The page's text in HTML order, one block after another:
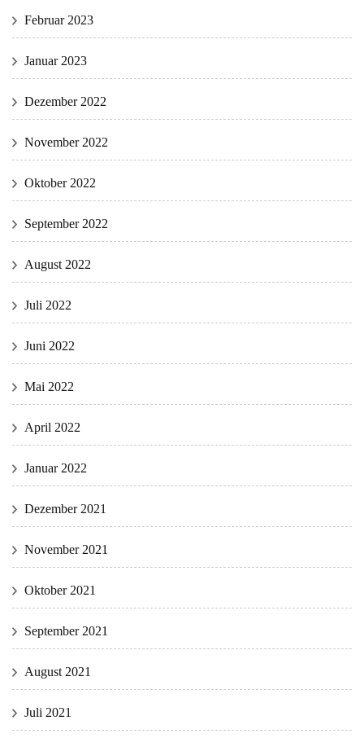
Februar 2023
Januar 2023
Dezember 2022
November 2022
Oktober 2022
September 2022
August 2022
Juli 2022
Juni 2022
Mai 2022
April 2022
Januar 2022
Dezember 2021
November 2021
Oktober 2021
September 2021
August 2021
Juli 2021